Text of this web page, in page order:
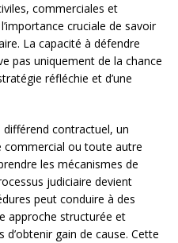
commerciales et
cruciale de savoir
La capacité à défendre
pas uniquement de la chance
réfléchie et d’une
contractuel, un
commercial ou toute autre
les mécanismes de
judiciaire devient
peut conduire à des
approche structurée et
gain de cause. Cette